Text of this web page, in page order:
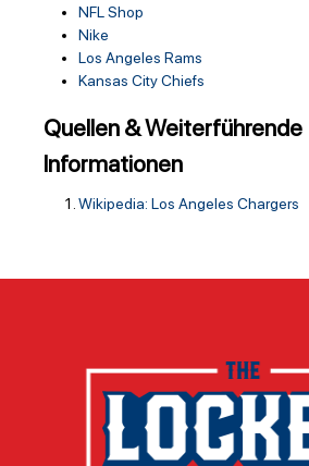
NFL Shop
Nike
Los Angeles Rams
Kansas City Chiefs
Quellen & Weiterführende
Informationen
Wikipedia: Los Angeles Chargers